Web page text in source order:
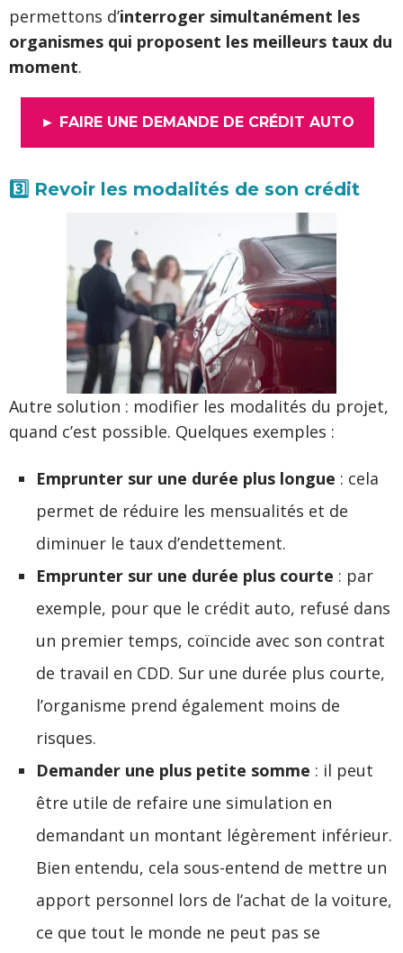
permettons d’interroger simultanément les
organismes qui proposent les meilleurs taux du
moment.
► FAIRE UNE DEMANDE DE CRÉDIT AUTO
3️⃣ Revoir les modalités de son crédit
Autre solution : modifier les modalités du projet,
quand c’est possible. Quelques exemples :
Emprunter sur une durée plus longue : cela
permet de réduire les mensualités et de
diminuer le taux d’endettement.
Emprunter sur une durée plus courte : par
exemple, pour que le crédit auto, refusé dans
un premier temps, coïncide avec son contrat
de travail en CDD. Sur une durée plus courte,
l’organisme prend également moins de
risques.
Demander une plus petite somme : il peut
être utile de refaire une simulation en
demandant un montant légèrement inférieur.
Bien entendu, cela sous-entend de mettre un
apport personnel lors de l’achat de la voiture,
ce que tout le monde ne peut pas se